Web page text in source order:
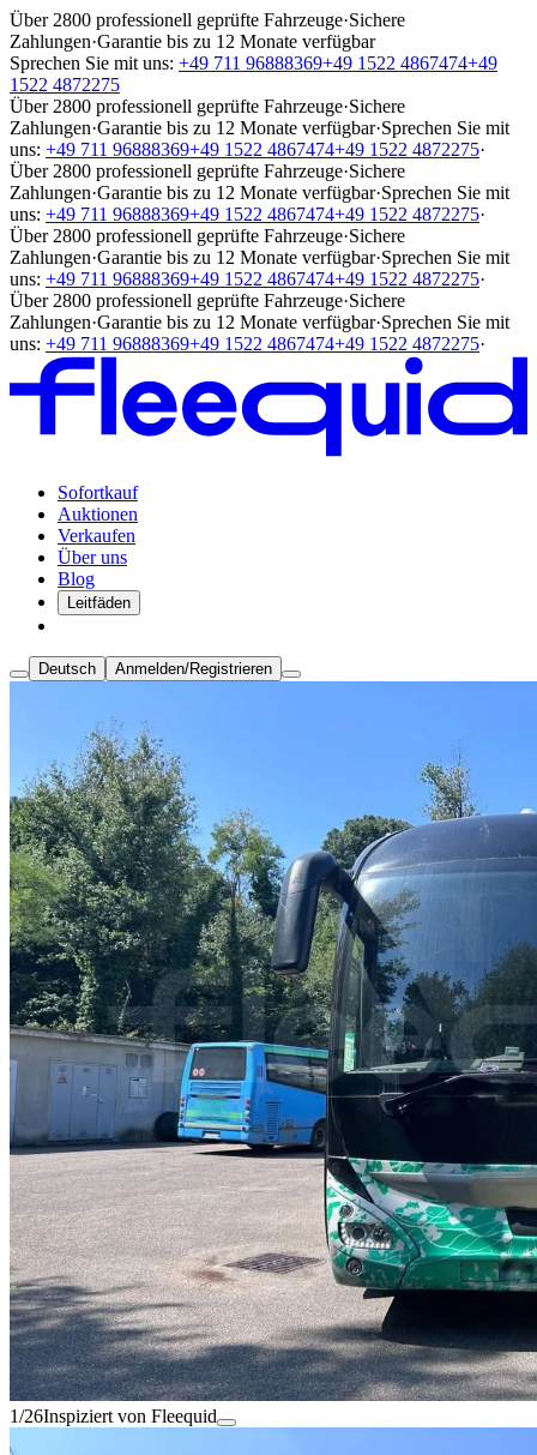
Über 2800 professionell geprüfte Fahrzeuge·Sichere
Zahlungen·Garantie bis zu 12 Monate verfügbar
Sprechen Sie mit uns: +49 711 96888369+49 1522 4867474+49
1522 4872275
Über 2800 professionell geprüfte Fahrzeuge·Sichere
Zahlungen·Garantie bis zu 12 Monate verfügbar·Sprechen Sie mit
uns: +49 711 96888369+49 1522 4867474+49 1522 4872275·
Über 2800 professionell geprüfte Fahrzeuge·Sichere
Zahlungen·Garantie bis zu 12 Monate verfügbar·Sprechen Sie mit
uns: +49 711 96888369+49 1522 4867474+49 1522 4872275·
Über 2800 professionell geprüfte Fahrzeuge·Sichere
Zahlungen·Garantie bis zu 12 Monate verfügbar·Sprechen Sie mit
uns: +49 711 96888369+49 1522 4867474+49 1522 4872275·
Über 2800 professionell geprüfte Fahrzeuge·Sichere
Zahlungen·Garantie bis zu 12 Monate verfügbar·Sprechen Sie mit
uns: +49 711 96888369+49 1522 4867474+49 1522 4872275·
Sofortkauf
Auktionen
Verkaufen
Über uns
Blog
Leitfäden
Deutsch Anmelden/Registrieren
1/26Inspiziert von Fleequid